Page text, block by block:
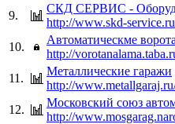
9.
СКД СЕРВИС -
http://www.skd-service.ru
10.
Автоматическме ворота
http://
11.
Металлические гаражи
http://
12.
Московский союз
http://